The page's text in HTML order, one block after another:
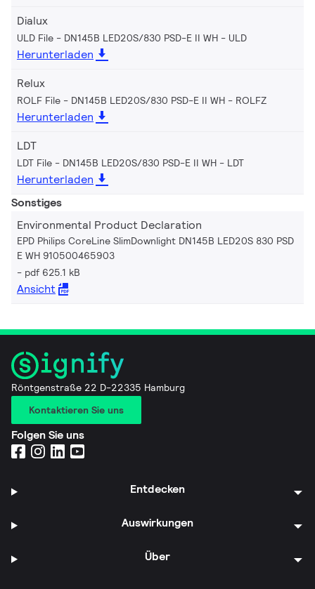
Dialux
ULD File - DN145B LED20S/830 PSD-E II WH ULD
Herunterladen
Relux
ROLF File - DN145B LED20S/830 PSD-E II WH ROLFZ
Herunterladen
LDT
LDT File - DN145B LED20S/830 PSD-E II WH LDT
Herunterladen
Sonstiges
Environmental Product Declaration
EPD Philips CoreLine SlimDownlight DN145B LED20S 830 PSD
E WH 910500465903
pdf 625.1 kB
Ansicht
Röntgenstraße 22 D-22335 Hamburg
Kontaktieren Sie uns
Folgen Sie uns
Entdecken
Auswirkungen
Über